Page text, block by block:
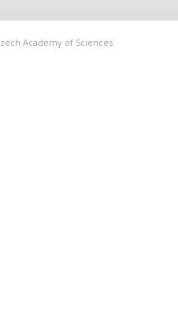
Academy of Sciences